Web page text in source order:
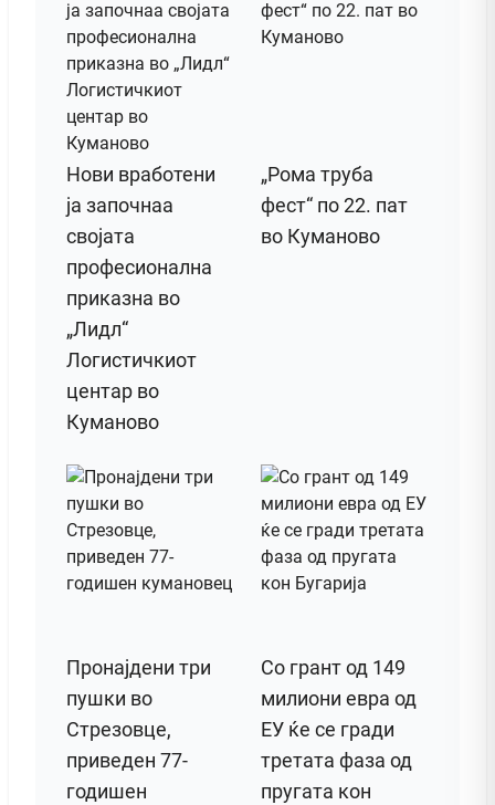
Нови вработени
ја започнаа
својата
професионална
приказна во
„Лидл“
Логистичкиот
центар во
Куманово
„Рома труба
фест“ по 22. пат
во Куманово
Пронајдени три
пушки во
Стрезовце,
приведен 77-
годишен
Со грант од 149
милиони евра од
ЕУ ќе се гради
третата фаза од
пругата кон